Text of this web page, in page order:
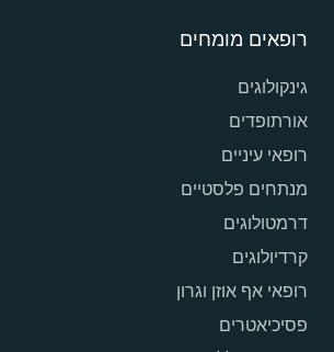
רופאים מומחים
גינקולוגים
אורתופדים
רופאי עיניים
מנתחים פלסטיים
דרמטולוגים
קרדיולוגים
רופאי אף אוזן וגרון
פסיכיאטרים